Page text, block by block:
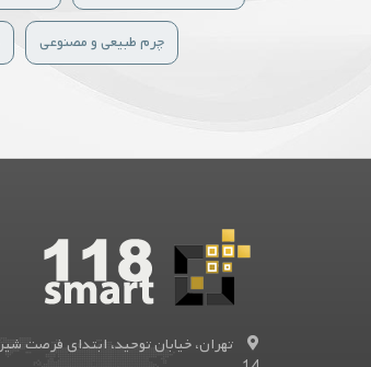
چرم طبیعی و مصنوعی